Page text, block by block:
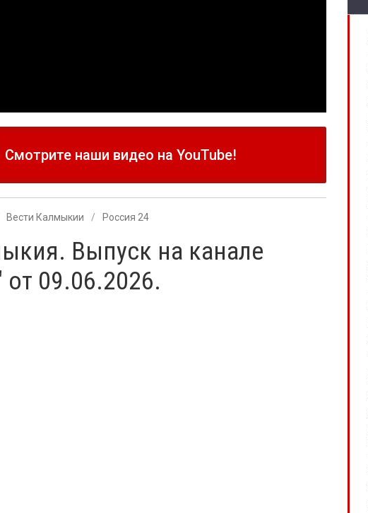
Смотрите наши видео на YouTube!
Вести Калмыкии Россия 24
Выпуск на канале
от 09.06.2026.